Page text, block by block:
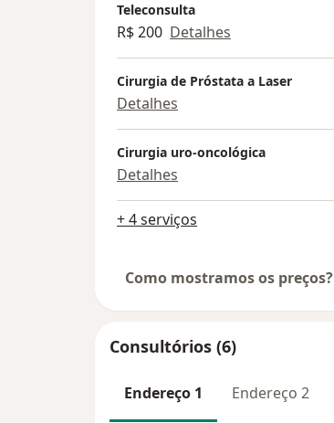
Teleconsulta
R$ 200 Detalhes
Cirurgia de Próstata a Laser
Detalhes
Cirurgia uro-oncológica
Detalhes
+ 4 serviços
Como mostramos os preços?
Consultórios (6)
Endereço 1 Endereço 2